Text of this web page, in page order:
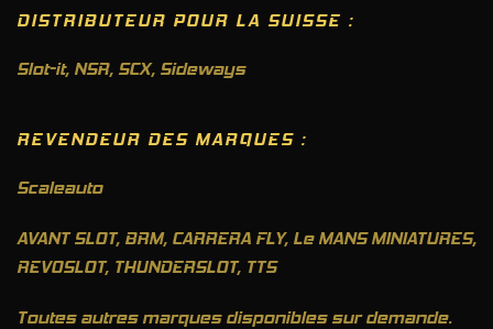
DISTRIBUTEUR POUR LA SUISSE :
Slot-it, NSR, SCX, Sideways
REVENDEUR DES MARQUES :
Scaleauto
AVANT SLOT, BRM, CARRERA FLY, Le MANS MINIATURES,
REVOSLOT, THUNDERSLOT, TTS
Toutes autres marques disponibles sur demande.